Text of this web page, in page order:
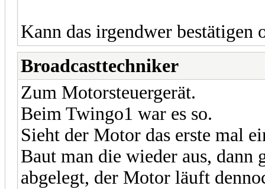
Kann das irgendwer bestätigen
Broadcasttechniker
Zum Motorsteuergerät.
Beim Twingo1 war es so.
Sieht der Motor das erste mal
Baut man die wieder aus, dann
abgelegt, der Motor läuft